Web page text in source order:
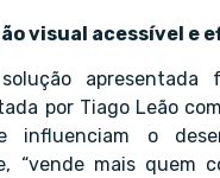
visual acessível e
apresentada
por Tiago Leão
influenciam o
“vende mais quem